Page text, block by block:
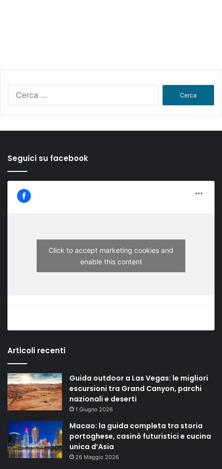
Seguici su facebook
Click to accept marketing cookies and
enable this content
Articoli recenti
Guida outdoor a Las Vegas: le migliori
escursioni tra Grand Canyon, parchi
nazionali e deserti
1 Giugno 2026
Macao: la guida completa tra storia
portoghese, casinò futuristici e cucina
unica d’Asia
26 Maggio 2026